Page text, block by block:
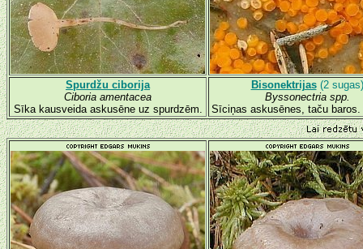
Spurdžu ciborija
Ciboria amentacea
Sīka kausveida askusēne uz spurdzēm.
Bisonektrijas (2 sugas)
Byssonectria spp.
Sīciņas askusēnes, taču baros.